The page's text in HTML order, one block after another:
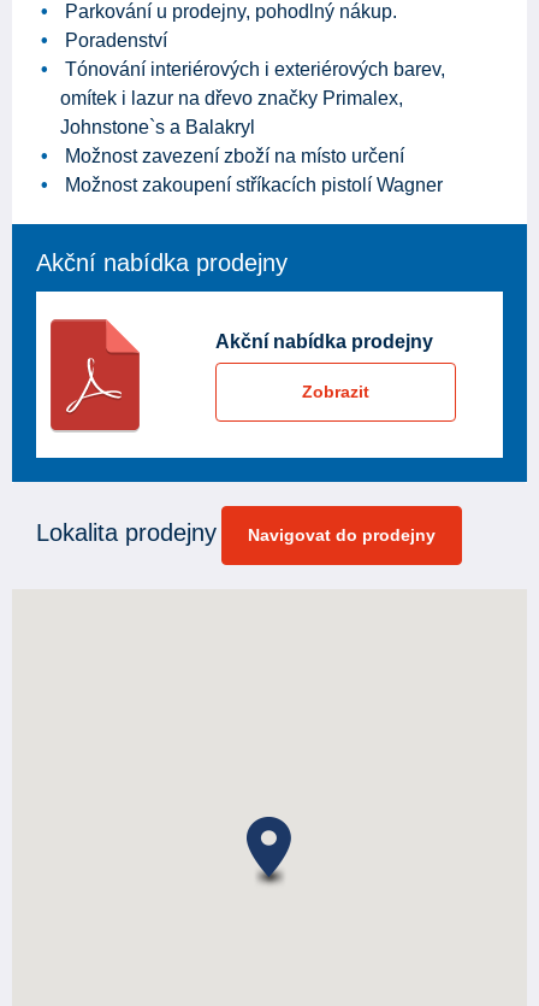
Parkování u prodejny, pohodlný nákup.
Poradenství
Tónování interiérových i exteriérových barev,
omítek i lazur na dřevo značky Primalex,
Johnstone`s a Balakryl
Možnost zavezení zboží na místo určení
Možnost zakoupení stříkacích pistolí Wagner
Akční nabídka prodejny
Akční nabídka prodejny
Zobrazit
Lokalita prodejny Navigovat do prodejny